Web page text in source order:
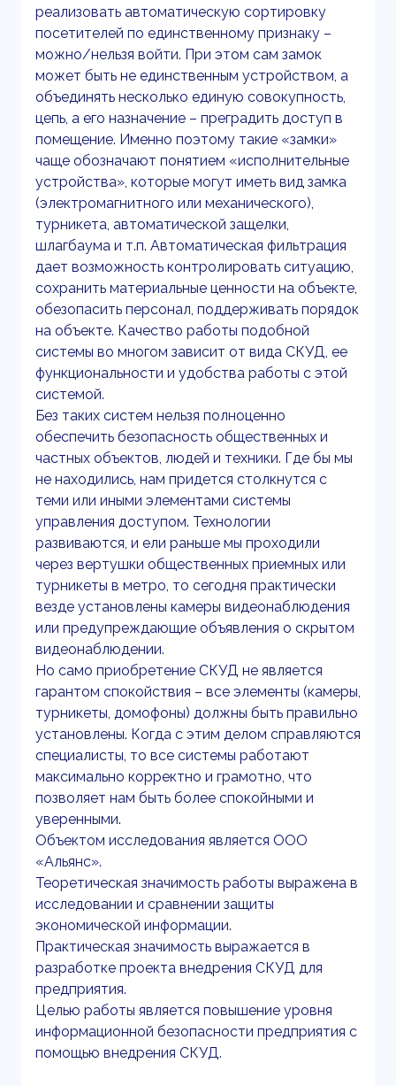
реализовать автоматическую сортировку
посетителей по единственному признаку –
можно/нельзя войти. При этом сам замок
может быть не единственным устройством, а
объединять несколько единую совокупность,
цепь, а его назначение – преградить доступ в
помещение. Именно поэтому такие «замки»
чаще обозначают понятием «исполнительные
устройства», которые могут иметь вид замка
(электромагнитного или механического),
турникета, автоматической защелки,
шлагбаума и т.п. Автоматическая фильтрация
дает возможность контролировать ситуацию,
сохранить материальные ценности на объекте,
обезопасить персонал, поддерживать порядок
на объекте. Качество работы подобной
системы во многом зависит от вида СКУД, ее
функциональности и удобства работы с этой
системой.
Без таких систем нельзя полноценно
обеспечить безопасность общественных и
частных объектов, людей и техники. Где бы мы
не находились, нам придется столкнутся с
теми или иными элементами системы
управления доступом. Технологии
развиваются, и ели раньше мы проходили
через вертушки общественных приемных или
турникеты в метро, то сегодня практически
везде установлены камеры видеонаблюдения
или предупреждающие объявления о скрытом
видеонаблюдении.
Но само приобретение СКУД не является
гарантом спокойствия – все элементы (камеры,
турникеты, домофоны) должны быть правильно
установлены. Когда с этим делом справляются
специалисты, то все системы работают
максимально корректно и грамотно, что
позволяет нам быть более спокойными и
уверенными.
Объектом исследования является ООО
«Альянс».
Теоретическая значимость работы выражена в
исследовании и сравнении защиты
экономической информации.
Практическая значимость выражается в
разработке проекта внедрения СКУД для
предприятия.
Целью работы является повышение уровня
информационной безопасности предприятия с
помощью внедрения СКУД.